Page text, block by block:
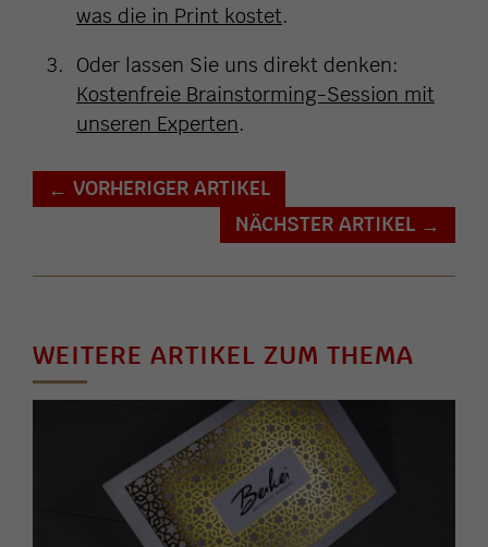
was die in Print kostet.
Oder lassen Sie uns direkt denken:
Kostenfreie Brainstorming-Session mit
unseren Experten.
← VORHERIGER ARTIKEL
NÄCHSTER ARTIKEL →
WEITERE ARTIKEL ZUM THEMA